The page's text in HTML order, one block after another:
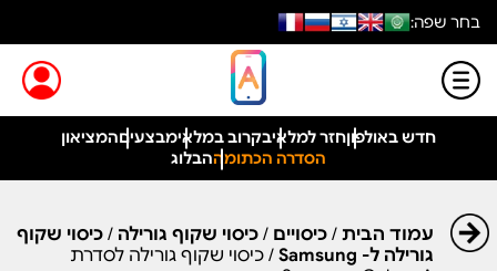
בחר שפה:
חדש באולפוןחזר למלאיבקרוב במלאימבצעיםהמציאון
הסדרה הכתומההבלוג
עמוד הבית/ כיסויים / כיסוי שקוף גורילה / כיסוי שקוף
גורילה ל- Samsung
/ כיסוי שקוף גורילה לסדרת